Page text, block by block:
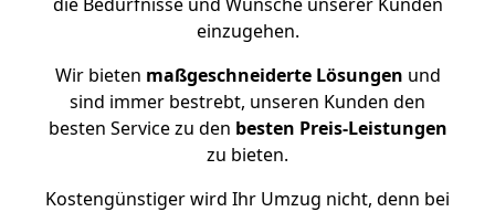
einzugehen.
Wir bieten maßgeschneiderte Lösungen und
sind immer bestrebt, unseren Kunden den
besten Service zu den besten Preis-Leistungen
zu bieten.
Kostengünstiger wird Ihr Umzug nicht, denn bei